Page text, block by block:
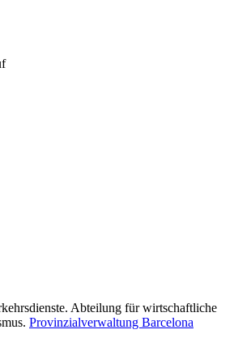
Abteilung für wirtschaftliche
Provinzialverwaltung Barcelona